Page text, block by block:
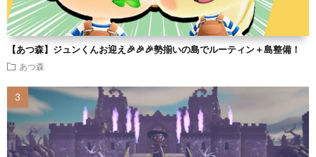
【あつ森】ジュンくんお迎え🎉🎉🎉勢揃いの島でルーティン＋島整備！
あつ森